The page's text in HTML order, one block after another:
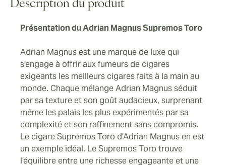
Description du produit
Présentation du Adrian Magnus Supremos Toro
Adrian Magnus est une marque de luxe qui
s'engage à offrir aux fumeurs de cigares
exigeants les meilleurs cigares faits à la main au
monde. Chaque mélange Adrian Magnus séduit
par sa texture et son goût audacieux, surprenant
même les palais les plus expérimentés par sa
complexité et son raffinement sans compromis.
Le cigare Supremos Toro d'Adrian Magnus en est
un exemple idéal. Le Supremos Toro trouve
l'équilibre entre une richesse engageante et une